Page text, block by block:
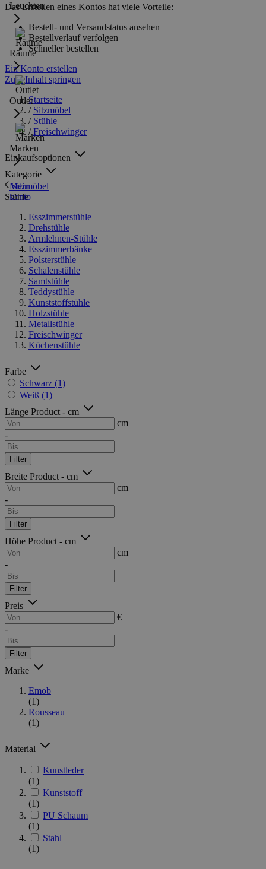
Leuchten
Räume
Outlet
Marken
Mein
konto
Das Erstellen eines Kontos hat viele Vorteile:
Bestell- und Versandstatus ansehen
Bestellverlauf verfolgen
Schneller bestellen
Ein Konto erstellen
Zum Inhalt springen
Startseite
/ Sitzmöbel
/ Stühle
/ Freischwinger
Einkaufsoptionen
Kategorie
Sitzmöbel
Stühle
Esszimmerstühle
Drehstühle
Armlehnen-Stühle
Esszimmerbänke
Polsterstühle
Schalenstühle
Samtstühle
Teddystühle
Kunststoffstühle
Holzstühle
Metallstühle
Freischwinger
Küchenstühle
Farbe
Schwarz (1)
Weiß (1)
Länge Product - cm
cm
-
Filter
Breite Product - cm
cm
-
Filter
Höhe Product - cm
cm
-
Filter
Preis
€
-
Filter
Marke
Emob
(1)
Rousseau
(1)
Material
Kunstleder
(1)
Kunststoff
(1)
PU Schaum
(1)
Stahl
(1)